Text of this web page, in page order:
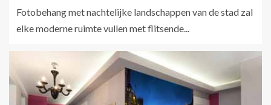
Fotobehang met nachtelijke landschappen van de stad zal
elke moderne ruimte vullen met flitsende...